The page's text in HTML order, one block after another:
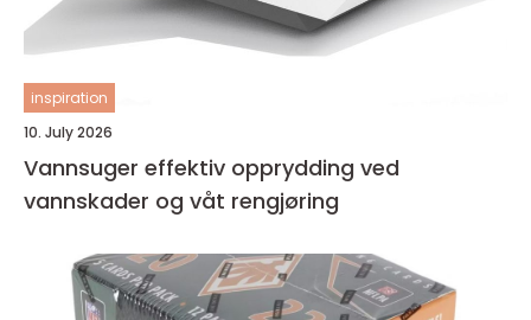
inspiration
10. July 2026
Vannsuger effektiv opprydding ved
vannskader og våt rengjøring